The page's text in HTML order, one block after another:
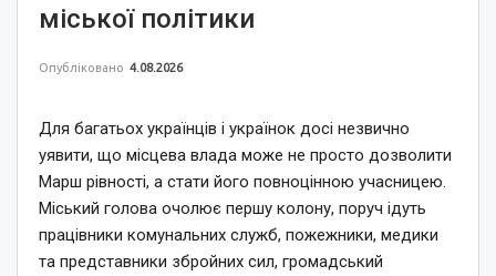
міської політики
Опубліковано 4.08.2026
Для багатьох українців і українок досі незвично
уявити, що місцева влада може не просто дозволити
Марш рівності, а стати його повноцінною учасницею.
Міський голова очолює першу колону, поруч ідуть
працівники комунальних служб, пожежники, медики
та представники збройних сил, громадський